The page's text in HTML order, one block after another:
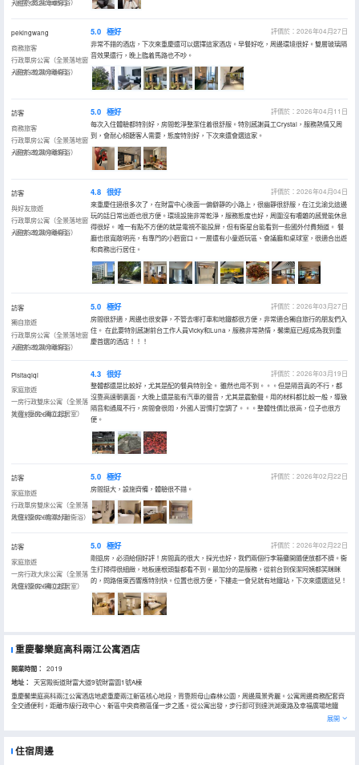
+廚房+乾濕分離衞浴）
入住於2026年05月
pekingwang
商務旅客
行政單房公寓（全景落地窗
+廚房+乾濕分離衞浴）
入住於2026年04月
5.0 極好
評價於：2026年04月27日
非常不錯的酒店，下次來重慶還可以選擇這家酒店。早餐好吃，周邊環境很好。雙層玻璃隔
音效果還行，晚上臨着馬路也不吵。
訪客
商務旅客
行政單房公寓（全景落地窗
+廚房+乾濕分離衞浴）
入住於2026年03月
5.0 極好
評價於：2026年04月11日
每次入住體驗都特別好，房間乾淨整潔住着很舒服。特別感謝員工Crystal，服務熱情又周
到，會耐心傾聽客人需要，態度特別好，下次來還會選這家。
訪客
與好友旅遊
行政單房公寓（全景落地窗
+廚房+乾濕分離衞浴）
入住於2026年04月
4.8 很好
評價於：2026年04月04日
來重慶住過很多次了，在財富中心後面一偏僻靜的小路上，很幽靜很舒服，在江北渝北這邊
玩的話日常出遊也很方便。環境設施非常乾淨，服務態度也好，周圍沒有嘈雜的感覺能休息
得很好。 唯一有點不方便的就是電視不能投屏，但有衞星台能看到一些國外付費頻道。 餐
廳也很寬敞明亮，有專門的小麪窗口。一層還有小童遊玩區、會議廳和桌球室，很適合出遊
和商務出行居住。
訪客
獨自旅遊
行政單房公寓（全景落地窗
+廚房+乾濕分離衞浴）
入住於2026年03月
5.0 極好
評價於：2026年03月27日
房間很舒適，周邊也很安靜，不管去哪打車和地鐵都很方便，非常適合獨自旅行的朋友們入
住。 在此要特別感謝前台工作人員Vicky和Luna，服務非常熱情，馨樂庭已經成為我到重
慶首選的酒店！！！
Pisitaqiqi
家庭旅遊
一房行政雙床公寓（全景落
地窗+廚房+獨立起居室）
入住於2026年03月
4.3 很好
評價於：2026年03月19日
整體都還是比較好，尤其是配的餐具特別全。 雖然也用不到。。。但是隔音真的不行，都
沒靠高速朝裏面，大晚上還是能有汽車的聲音，尤其是震動聲。用的材料都比較一般，導致
隔音和通風不行，房間會很悶，外國人習慣打空調了。。。整體性價比很高，位子也很方
便。
訪客
家庭旅遊
行政單房雙床公寓（全景落
地窗+廚房+乾濕分離衞浴）
入住於2026年02月
5.0 極好
評價於：2026年02月22日
房間挺大，設施齊備，體驗很不錯。
訪客
家庭旅遊
一房行政大床公寓（全景落
地窗+廚房+獨立起居室）
入住於2026年02月
5.0 極好
評價於：2026年02月22日
剛退房，必須給個好評！房間真的很大，採光也好，我們兩個行李箱攤開隨便放都不擠。衞
生打掃得很細緻，地板連根頭髮都看不到。最加分的是服務，從前台到保潔阿姨都笑眯眯
的，問路借東西響應特別快。位置也很方便，下樓走一會兒就有地鐵站，下次來還選這兒！
重慶馨樂庭高科兩江公寓酒店
開業時間： 2019
地址：
天宮殿街道財富大道9號財富園1號A棟
重慶馨樂庭高科兩江公寓酒店地處重慶兩江新區核心地段，背靠照母山森林公園，周邊風景秀麗。公寓周邊商務配套齊
全交通便利，距離市級行政中心、新區中央商務區僅一步之遙。從公寓出發，步行即可到達洪湖東路及幸福廣場地鐵
公寓擁有百餘套設計獨特戶型多樣的客房。從行政單房公寓到三房行政套房，可滿足住客的不同需求。客房內接入了高
公寓還配有多功能會議室，輕鬆滿足您的小型商務會議需求。閒暇之餘，還可前往公寓內的健身房、瑜伽室、或兒童遊
展開
住宿周邊